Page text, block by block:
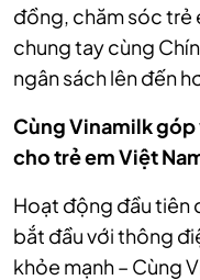
đồng, chăm sóc trẻ
chung tay cùng
ngân sách lên đến
Cùng Vinamilk
cho trẻ em Việt
Hoạt động đầu tiên
bắt đầu với thông
khỏe mạnh – Cùng